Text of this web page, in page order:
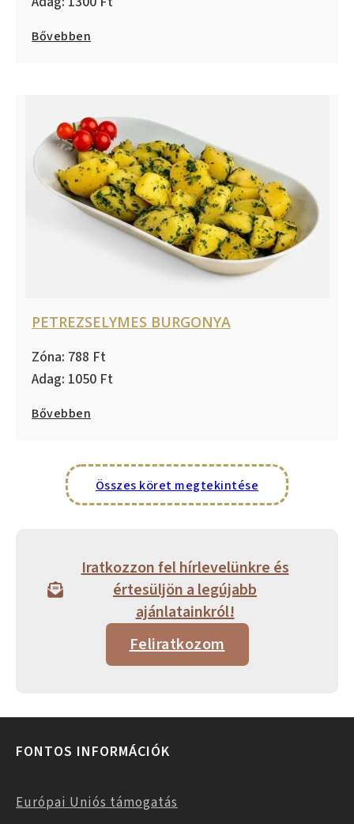
Bővebben
PETREZSELYMES BURGONYA
788
1050
Bővebben
Összes köret megtekintése
Iratkozzon fel hírlevelünkre és
értesüljön a legújabb
ajánlatainkról!
Feliratkozom
FONTOS INFORMÁCIÓK
Európai Uniós támogatás